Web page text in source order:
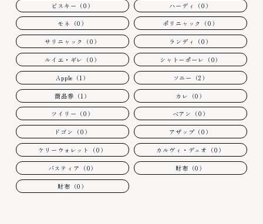
ビスキー（0） ハーディ（0）
モネ（0） ポリニャック（0）
サリニャック（0） ランディ（0）
ルイエ・ギレ（0） シャトーポーレ（0）
Apple（1） ソニー（2）
商品券（1） カレ（0）
ツイリー（0） ベアン（0）
ドゴン（0） アザップ（0）
ケリーウォレット（0） カルヴィ・デュオ（0）
バスティア（0） 財布（0）
財布（0）